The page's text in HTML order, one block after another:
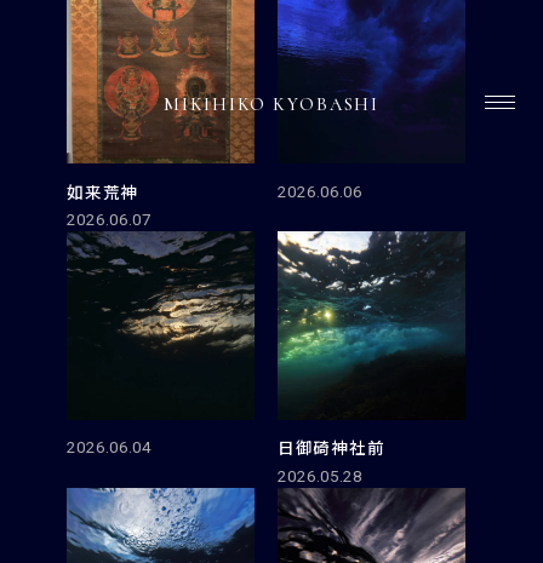
MIKIHIKO KYOBASHI
如来荒神
2026.06.07
2026.06.06
2026.06.04 日御碕神社前
2026.05.28